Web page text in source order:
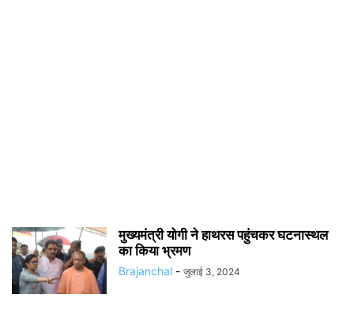
मुख्यमंत्री योगी ने हाथरस पहुंचकर घटनास्थल
का किया भ्रमण
Brajanchal - जुलाई 3, 2024